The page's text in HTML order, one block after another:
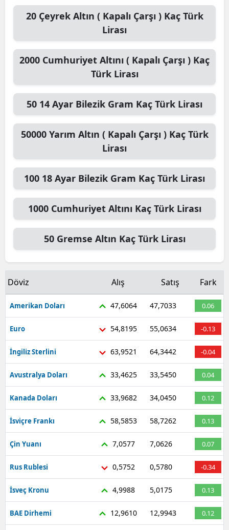
20 Çeyrek Altın ( Kapalı Çarşı )Kaç Türk
Lirası
2000 Cumhuriyet Altını ( Kapalı Çarşı ) Kaç
Türk Lirası
50 14 Ayar Bilezik Gram Kaç Türk Lirası
50000 Yarım Altın ( Kapalı Çarşı )Kaç Türk
Lirası
100 18 Ayar Bilezik Gram Kaç Türk Lirası
1000 Cumhuriyet Altını Kaç Türk Lirası
50 Gremse Altın Kaç Türk Lirası
Döviz Alış Satış Fark
Amerikan Doları 47,6064 47,7033 0.06
Euro 54,8195 55,0634 -0.13
İngiliz Sterlini 63,9521 64,3442 -0.04
Avustralya Doları 33,4625 33,5450 0.04
Kanada Doları 33,9682 34,0450 0.12
İsviçre Frankı 58,5853 58,7262 0.13
Çin Yuanı 7,0577 7,0626 0.07
Rus Rublesi 0,5752 0,5780 -0.34
İsveç Kronu 4,9988 5,0175 0.13
BAE Dirhemi 12,9610 12,9943 0.12